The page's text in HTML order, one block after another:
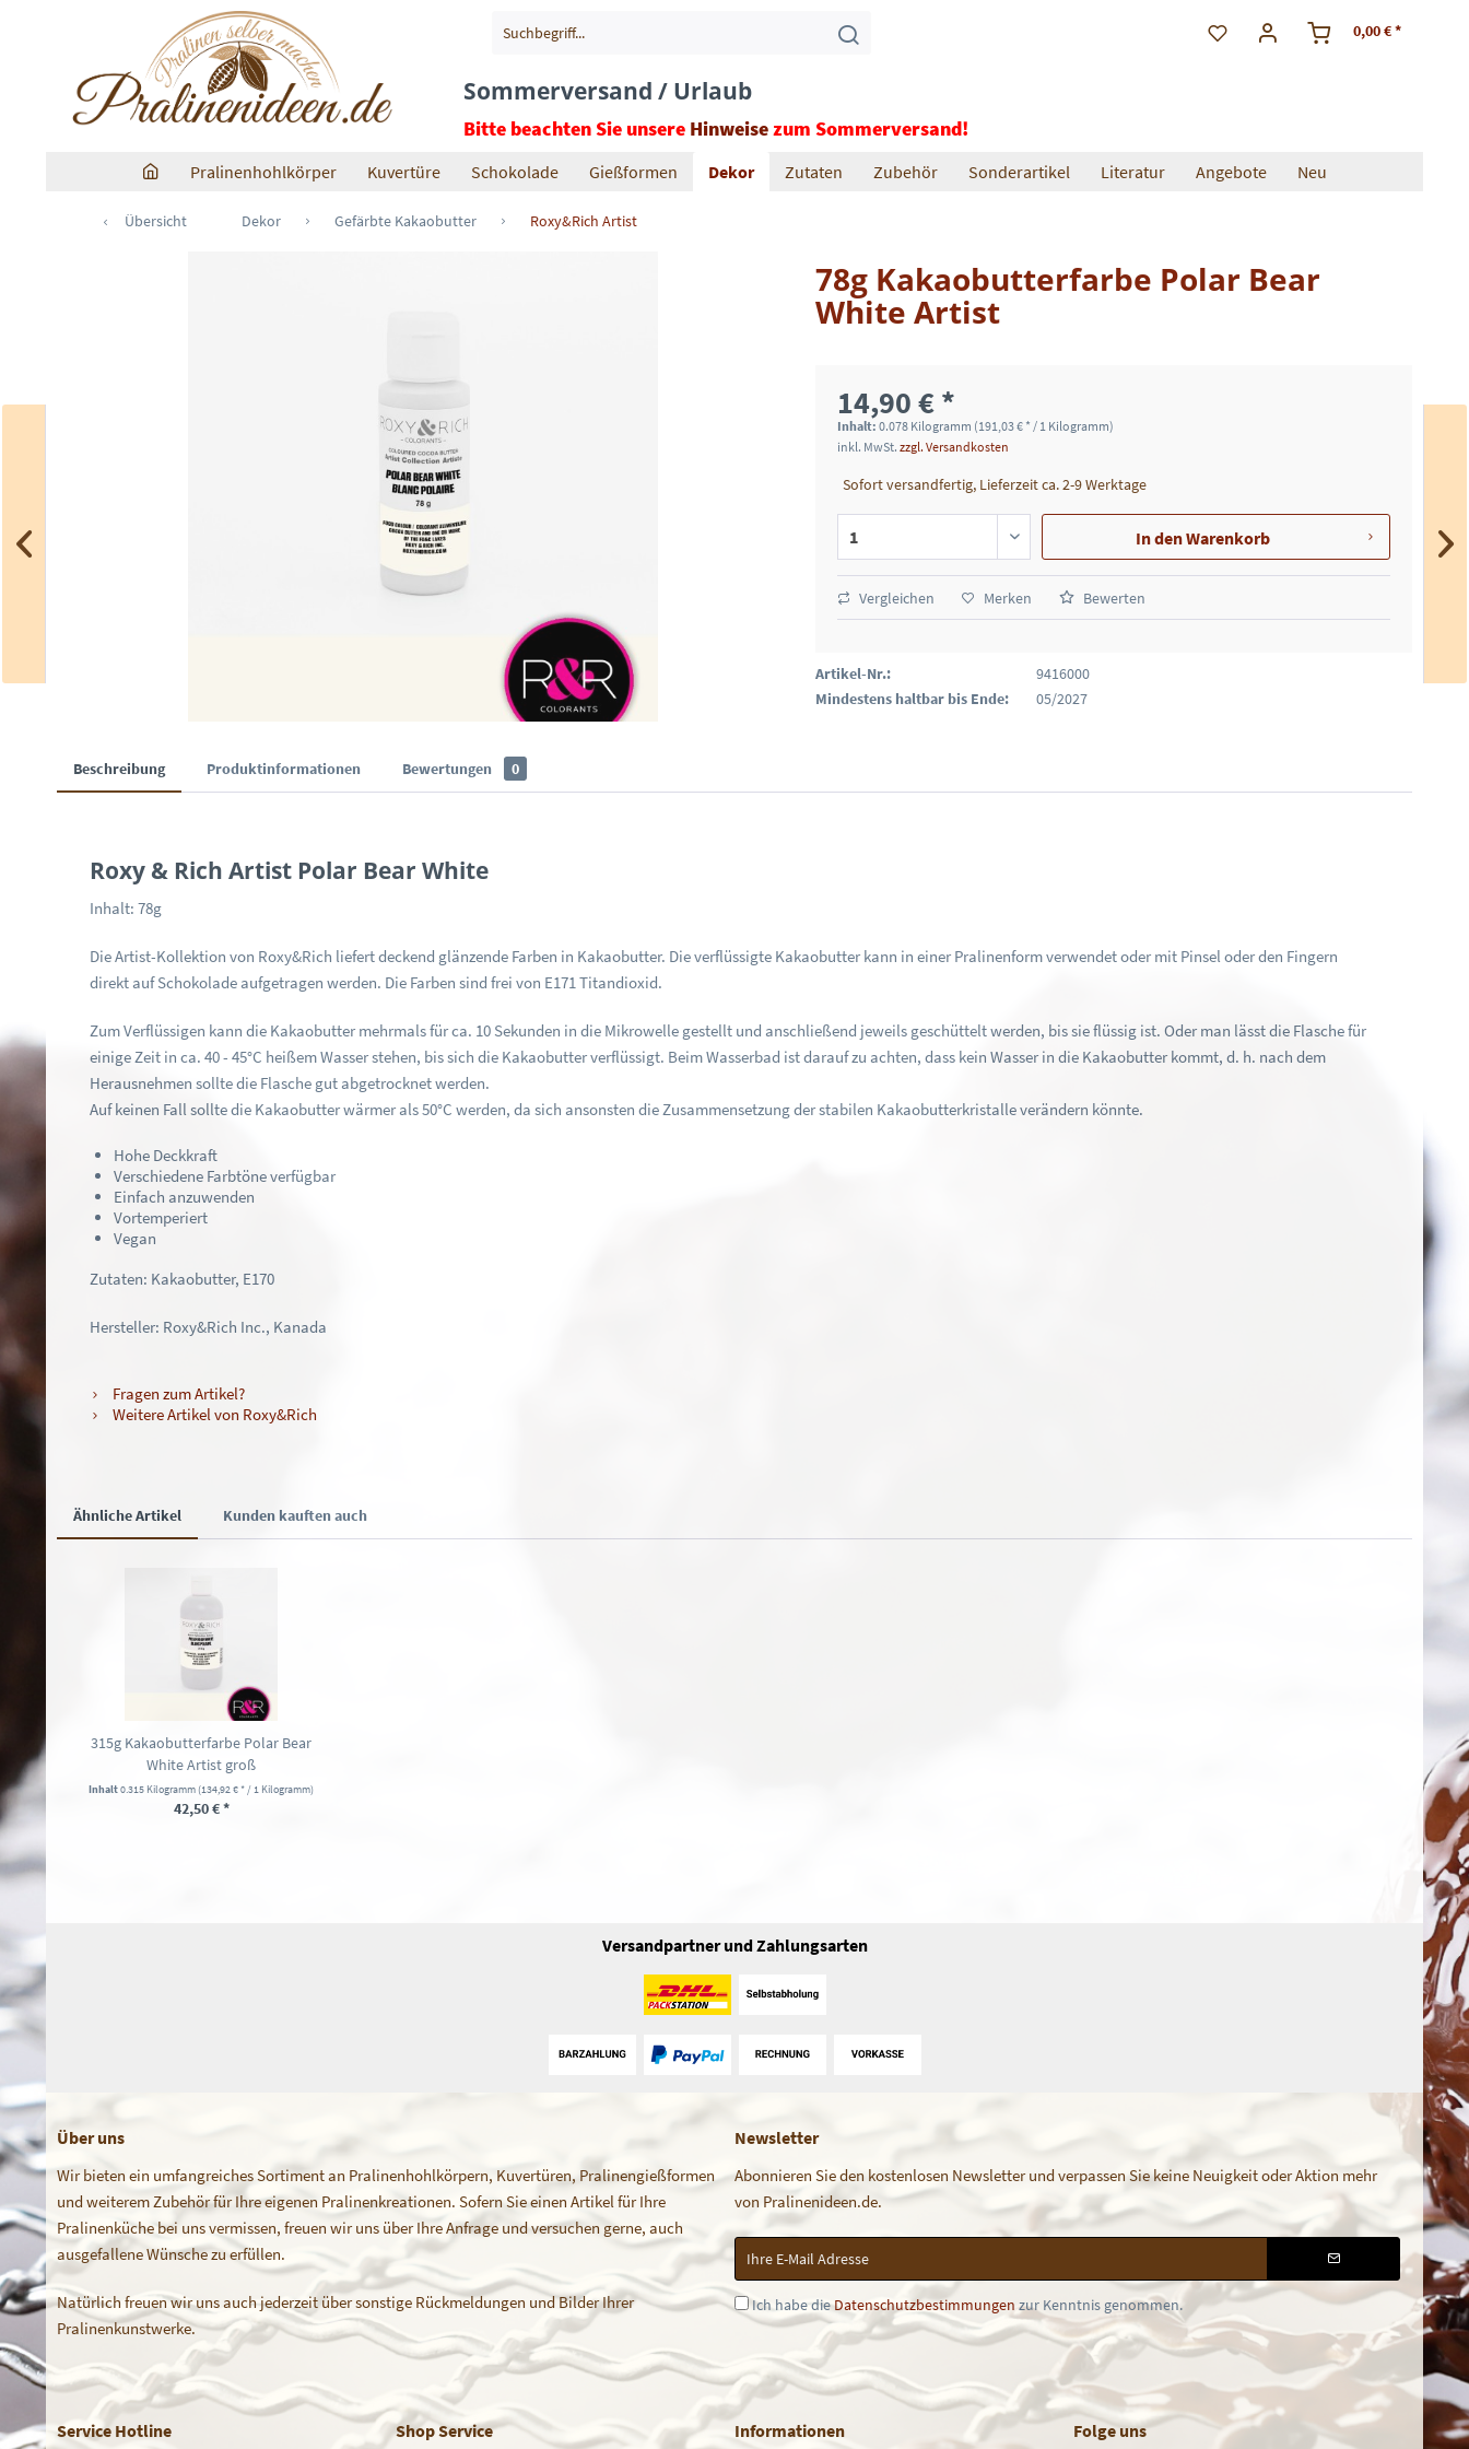
0,00 € *
Sommerversand / Urlaub
Bitte beachten Sie unsere Hinweisezum Sommerversand!
Pralinenhohlkörper Kuvertüre Schokolade Gießformen Dekor Zutaten Zubehör Sonderartikel Literatur Angebote Neu
Übersicht Dekor Gefärbte Kakaobutter Roxy&Rich Artist
78g Kakaobutterfarbe Polar Bear
White Artist
14,90 € *
Inhalt:0.078 Kilogramm (191,03 € * / 1 Kilogramm)
inkl. MwSt.zzgl. Versandkosten
Sofort versandfertig, Lieferzeit ca. 2-9 Werktage
In denWarenkorb
Vergleichen Merken Bewerten
Artikel-Nr.:
9416000
Mindestens haltbar bis Ende:
05/2027
Beschreibung Produktinformationen Bewertungen 0
Roxy & Rich Artist Polar Bear White
Inhalt: 78g
Die Artist-Kollektion von Roxy&Rich liefert deckend glänzende Farben in Kakaobutter. Die verflüssigte Kakaobutter kann in einer Pralinenform verwendet oder mit Pinsel oder den Fingern
direkt auf Schokolade aufgetragen werden. Die Farben sind frei von E171 Titandioxid.
Zum Verflüssigen kann die Kakaobutter mehrmals für ca. 10 Sekunden in die Mikrowelle gestellt und anschließend jeweils geschüttelt werden, bis sie flüssig ist. Oder man lässt die Flasche für
einige Zeit in ca. 40 - 45°C heißem Wasser stehen, bis sich die Kakaobutter verflüssigt. Beim Wasserbad ist darauf zu achten, dass kein Wasser in die Kakaobutter kommt, d. h. nach dem
Herausnehmen sollte die Flasche gut abgetrocknet werden.
Auf keinen Fall sollte die Kakaobutter wärmer als 50°C werden, da sich ansonsten die Zusammensetzung der stabilen Kakaobutterkristalle verändern könnte.
Hohe Deckkraft
Verschiedene Farbtöne verfügbar
Einfach anzuwenden
Vortemperiert
Vegan
Zutaten: Kakaobutter, E170
Hersteller: Roxy&Rich Inc., Kanada
Fragen zum Artikel?
Weitere Artikel von Roxy&Rich
Ähnliche Artikel Kunden kauften auch
315g Kakaobutterfarbe Polar Bear
White Artist groß
Inhalt0.315 Kilogramm(134,92 € * / 1 Kilogramm)
42,50 € *
Versandpartner und Zahlungsarten
Über uns
Wir bieten ein umfangreiches Sortiment an Pralinenhohlkörpern, Kuvertüren, Pralinengießformen
und weiterem Zubehör für Ihre eigenen Pralinenkreationen. Sofern Sie einen Artikel für Ihre
Pralinenküche bei uns vermissen, freuen wir uns über Ihre Anfrage und versuchen gerne, auch
ausgefallene Wünsche zu erfüllen.
Natürlich freuen wir uns auch jederzeit über sonstige Rückmeldungen und Bilder Ihrer
Pralinenkunstwerke.
Newsletter
Abonnieren Sie den kostenlosen Newsletter und verpassen Sie keine Neuigkeit oder Aktion mehr
von Pralinenideen.de.
Ich habe dieDatenschutzbestimmungen zur Kenntnis genommen.
Service Hotline Shop Service Informationen Folge uns